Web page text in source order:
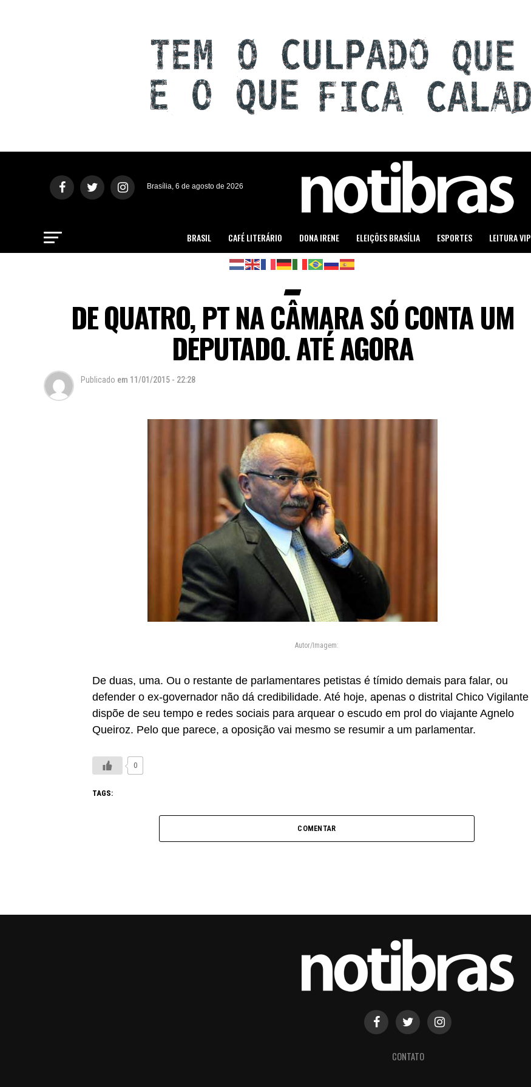
Brasília, 6 de agosto de 2026
BRASIL CAFÉ LITERÁRIO DONA IRENE ELEIÇÕES BRASÍLIA ESPORTES LEITURA VIP
DE QUATRO, PT NA CÂMARA SÓ CONTA UM
DEPUTADO. ATÉ AGORA
Publicado em 11/01/2015 - 22:28
Autor/Imagem:
De duas, uma. Ou o restante de parlamentares petistas é tímido demais para falar, ou
defender o ex-governador não dá credibilidade. Até hoje, apenas o distrital Chico Vigilante
dispõe de seu tempo e redes sociais para arquear o escudo em prol do viajante Agnelo
Queiroz. Pelo que parece, a oposição vai mesmo se resumir a um parlamentar.
0
TAGS:
COMENTAR
CONTATO